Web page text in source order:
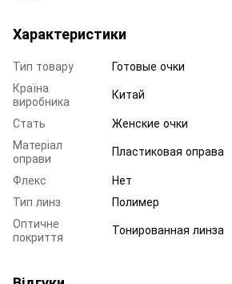
Характеристики
Тип товару
Готовые очки
Країна
виробника
Китай
Стать
Женские очки
Матеріал
оправи
Пластиковая оправа
Флекс
Нет
Тип линз
Полимер
Оптичне
покриття
Тонированная линза